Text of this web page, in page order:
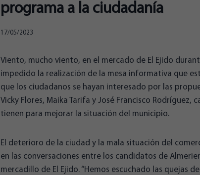
programa a la ciudadanía
17/05/2023
Viento, mucho viento, en el mercado de El Ejido
impedido la realización de la mesa informativa que
que los ciudadanos se hayan interesado por las
Vicky Flores, Maika Tarifa y José Francisco Rodríguez,
tienen para mejorar la situación del municipio.
El deterioro de la ciudad y la mala situación del
en las conversaciones entre los candidatos de
mercadillo de El Ejido. “Hemos escuchado las quejas